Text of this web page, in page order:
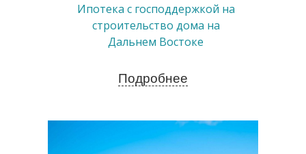
Ипотека с господдержкой на
строительство дома на
Дальнем Востоке
Подробнее